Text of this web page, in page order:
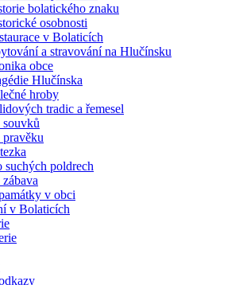
bolatického znaku
osobnosti
v Bolaticích
a stravování na Hlučínsku
obce
Hlučínska
hroby
tradic a řemesel
suchých poldrech
v obci
v Bolaticích